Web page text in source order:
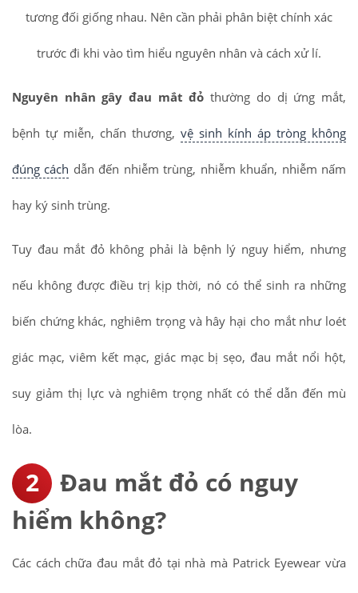
tương đối giống nhau. Nên cần phải phân biệt chính xác
trước đi khi vào tìm hiểu nguyên nhân và cách xử lí.
Nguyên nhân gây đau mắt đỏ thường do dị ứng mắt,
bệnh tự miễn, chấn thương, vệ sinh kính áp tròng không
đúng cách dẫn đến nhiễm trùng, nhiễm khuẩn, nhiễm nấm
hay ký sinh trùng.
Tuy đau mắt đỏ không phải là bệnh lý nguy hiểm, nhưng
nếu không được điều trị kịp thời, nó có thể sinh ra những
biến chứng khác, nghiêm trọng và hây hại cho mắt như loét
giác mạc, viêm kết mạc, giác mạc bị sẹo, đau mắt nổi hột,
suy giảm thị lực và nghiêm trọng nhất có thể dẫn đến mù
lòa.
Đau mắt đỏ có nguy
hiểm không?
Các cách chữa đau mắt đỏ tại nhà mà Patrick Eyewear vừa